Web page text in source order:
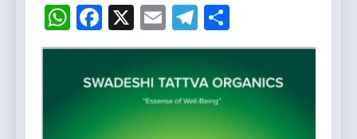
WhatsApp
Facebook
X EmailTelegram